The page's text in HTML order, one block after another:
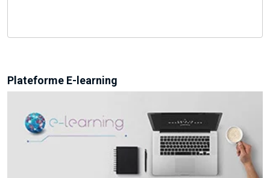
Plateforme E-learning